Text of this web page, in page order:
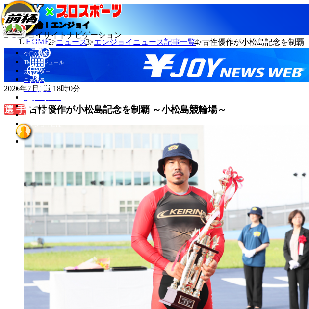
当たる競輪！エンジョイ
エンジョイサイトナビゲーション
今日の結果
TMスケジュール
カレンダー
ニュース
選手データ
競輪場データ
INFO
エンジョイとは？
HOME ニュース エンジョイニュース記事一覧 古性優作が小松島記念を制覇
2026年7月5日 18時0分
古性優作が小松島記念を制覇 ～小松島競輪場～